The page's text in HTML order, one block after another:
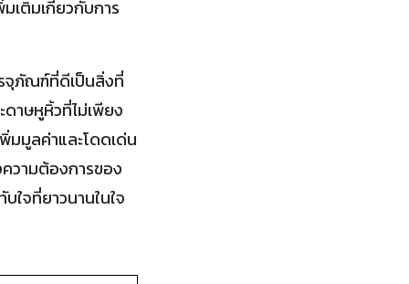
เติมเกี่ยวกับการ
จุภัณฑ์ที่ดีเป็นสิ่งที่
าษหูหิ้วที่ไม่เพียง
มูลค่าและโดดเด่น
วามต้องการของ
ใจที่ยาวนานในใจ